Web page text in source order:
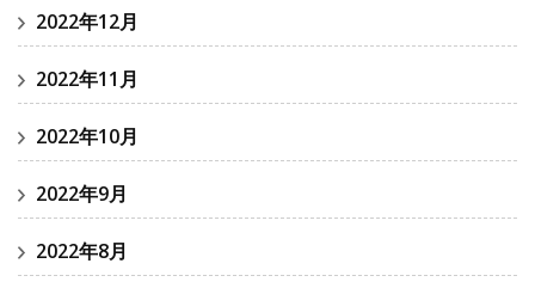
2022年12月
2022年11月
2022年10月
2022年9月
2022年8月